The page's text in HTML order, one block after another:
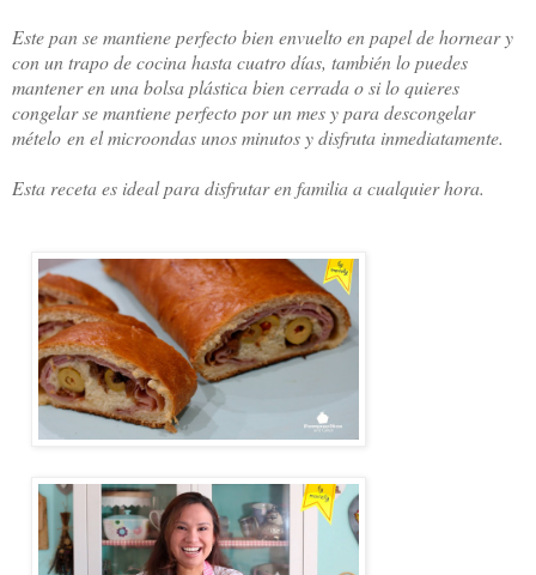
Este pan se mantiene perfecto bien envuelto en papel de hornear y
con un trapo de cocina hasta cuatro días, también lo puedes
mantener en una bolsa plástica bien cerrada o si lo quieres
congelar se mantiene perfecto por un mes y para descongelar
mételo en el microondas unos minutos y disfruta inmediatamente.
Esta receta es ideal para disfrutar en familia a cualquier hora.